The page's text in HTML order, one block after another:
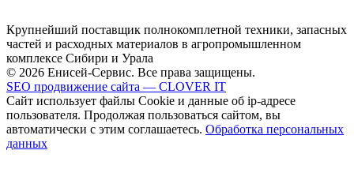
Крупнейший поставщик полнокомплетной техники, запасных
частей и расходных материалов в агропромышленном
комплексе Сибири и Урала
© 2026 Енисей-Сервис. Все права защищены.
SEO продвижение сайта — CLOVER IT
Сайт использует файлы Cookie и данные об ip-адресе
пользователя. Продолжая пользоваться сайтом, вы
автоматически с этим соглашаетесь. Обработка персональных
данных